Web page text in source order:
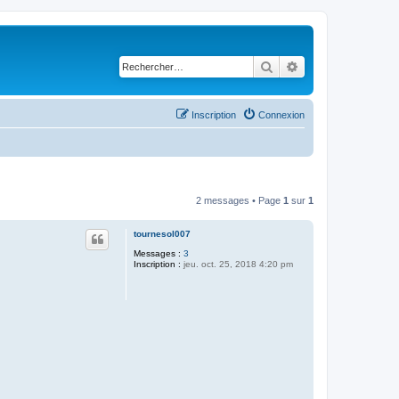
Rechercher
Connexion
Inscription
2 messages • Page 1 sur 1
tournesol007
Messages : 3
Inscription : jeu. oct. 25, 2018 4:20 pm